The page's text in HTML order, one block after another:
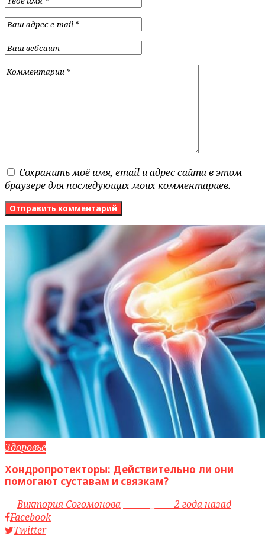
Сохранить моё имя, email и адрес сайта в этом
браузере для последующих моих комментариев.
Здоровье
Хондропротекторы: Действительно ли они
помогают суставам и связкам?
byВиктория Согомонова access_time2 года назад
Facebook
Twitter